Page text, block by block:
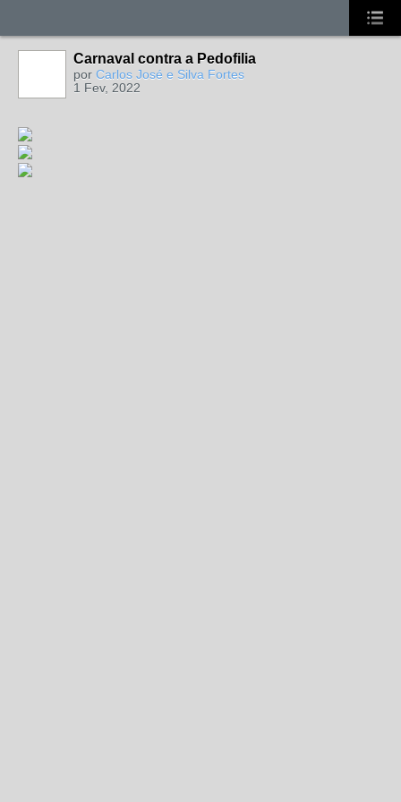
Carnaval contra a Pedofilia
por Carlos José e Silva Fortes
1 Fev, 2022